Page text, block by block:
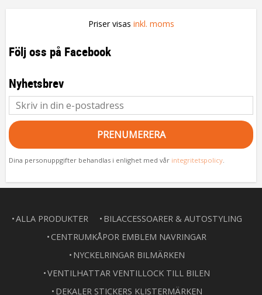
Priser visas inkl. moms
Följ oss på Facebook
Nyhetsbrev
PRENUMERERA
Dina personuppgifter behandlas i enlighet med vår integritetspolicy
ALLA PRODUKTER
BILACCESSOARER & AUTOSTYLING
CENTRUMKÅPOR EMBLEM NAVRINGAR
NYCKELRINGAR BILMÄRKEN
VENTILHATTAR VENTILLOCK TILL BILEN
DEKALER STICKERS KLISTERMÄRKEN